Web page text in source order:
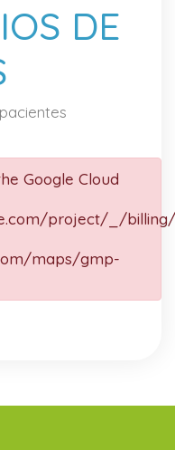
DE
Google Cloud
project/_/
maps/gmp-